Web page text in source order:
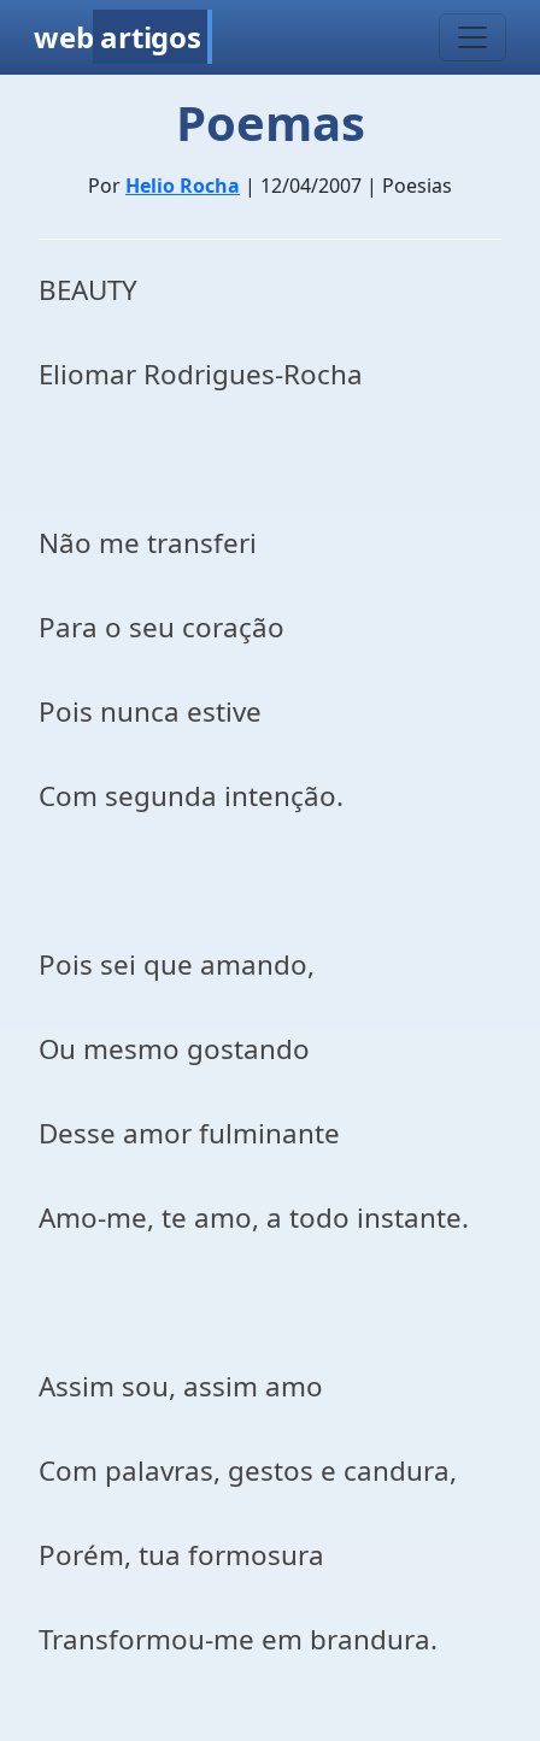
web artigos
Poemas
Por Helio Rocha | 12/04/2007 | Poesias
BEAUTY
Eliomar Rodrigues-Rocha
Não me transferi
Para o seu coração
Pois nunca estive
Com segunda intenção.
Pois sei que amando,
Ou mesmo gostando
Desse amor fulminante
Amo-me, te amo, a todo instante.
Assim sou, assim amo
Com palavras, gestos e candura,
Porém, tua formosura
Transformou-me em brandura.